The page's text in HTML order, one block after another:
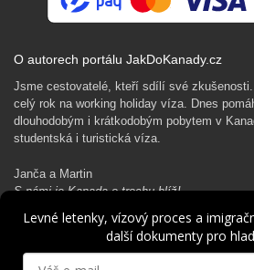
O autorech portálu JakDoKanady.cz
Jsme cestovatelé, kteří sdílí své
celý rok na working holiday víza. Dnes
dlouhodobým i krátkodobým pobytem v
studentská i turistická víza.
Janča a Martin
S námi je Kanada o trochu blíž!
Rádi Ti pomůžeme s kanadským
Levné letenky, vízový proces a
další dokumenty pro